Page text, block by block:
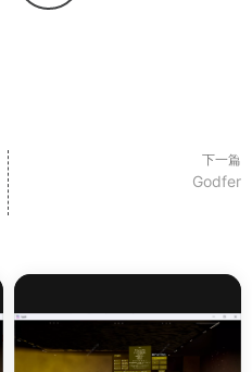
下一篇
Godfer